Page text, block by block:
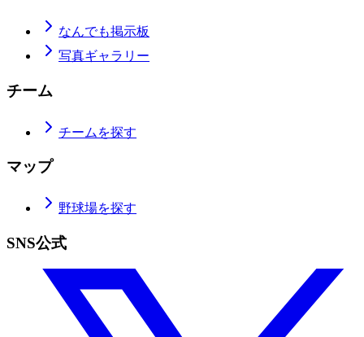
なんでも掲示板
写真ギャラリー
チーム
チームを探す
マップ
野球場を探す
SNS公式